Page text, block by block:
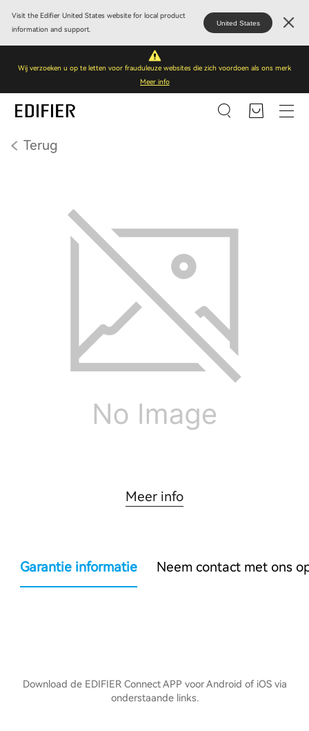
Visit the Edifier United States website for local product
information and support.
United States
Wij verzoeken u op te letten voor frauduleuze websites die zich voordoen als ons merk
Meer info
Terug
Meer info
Garantie informatie Neem contact met ons
Download de EDIFIER Connect APP voor Android of iOS via
onderstaande links.